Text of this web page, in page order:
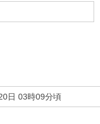
日 03時09分頃